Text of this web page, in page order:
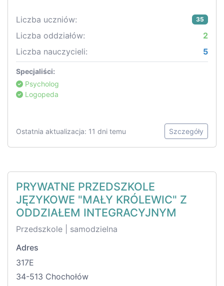
Liczba uczniów: 35
Liczba oddziałów:
2
Liczba nauczycieli:
5
Specjaliści:
Psycholog
Logopeda
Ostatnia aktualizacja: 11 dni temu Szczegóły
PRYWATNE PRZEDSZKOLE
JĘZYKOWE "MAŁY KRÓLEWIC" Z
ODDZIAŁEM INTEGRACYJNYM
Przedszkole | samodzielna
Adres
317E
34-513 Chochołów